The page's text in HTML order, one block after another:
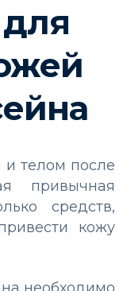
телом после
привычная
средств,
кожу